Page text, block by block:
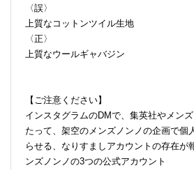
〈誤〉
上質なコットンツイル生地
〈正〉
上質なウールギャバジン
【ご注意ください】
インスタグラムのDMで、集英社やメン
たって、架空のメンズノンノの企画で個
らせる、なりすましアカウントの存在が
ンズノンノの3つの公式アカウント